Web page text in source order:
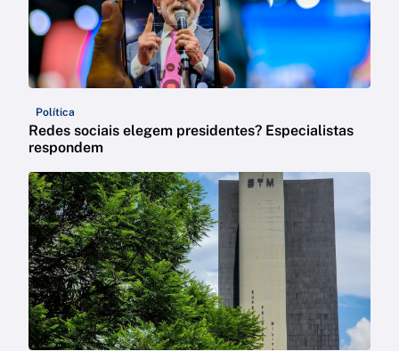
Política
Redes sociais elegem presidentes? Especialistas
respondem